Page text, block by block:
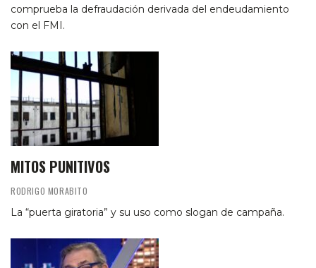
comprueba la defraudación derivada del endeudamiento
con el FMI.
MITOS PUNITIVOS
RODRIGO MORABITO
La “puerta giratoria” y su uso como slogan de campaña.